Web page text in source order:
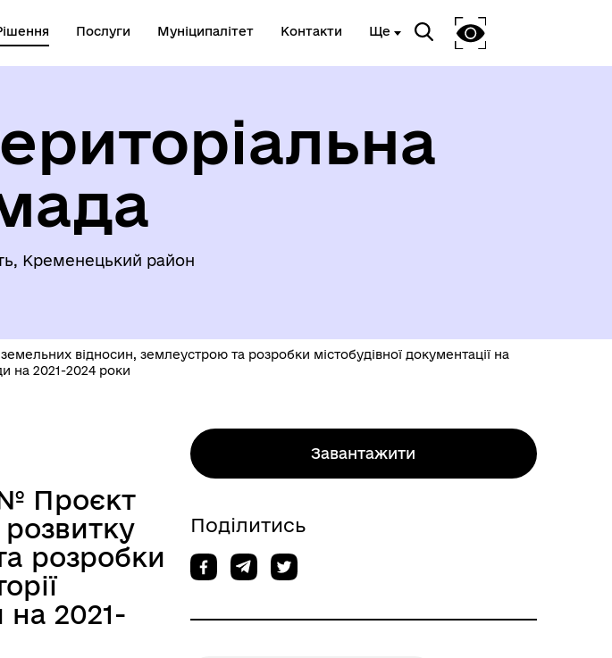
Послуги Муніципалітет Контакти Ще
Державна служба України у
справах дітей
Кременецький район
відносин, землеустрою та розробки містобудівної документації на
на 2021-2024 роки
№ Проєкт
розробки
на 2021-
Завантажити
Поділитись